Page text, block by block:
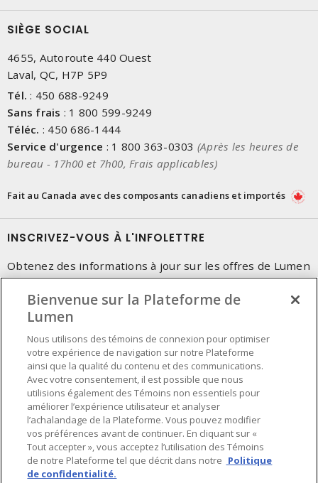
SIÈGE SOCIAL
4655, Autoroute 440 Ouest
Laval, QC, H7P 5P9
Tél. : 450 688-9249
Sans frais : 1 800 599-9249
Téléc. : 450 686-1444
Service d'urgence : 1 800 363-0303 (Après les heures de
bureau - 17h00 et 7h00, Frais applicables)
Fait au Canada avec des composants canadiens et importés
INSCRIVEZ-VOUS À L'INFOLETTRE
Obtenez des informations à jour sur les offres de Lumen
Préférences en matière de cookies
Bienvenue sur la Plateforme de
Lumen
Nous utilisons des témoins de connexion pour optimiser
votre expérience de navigation sur notre Plateforme
ainsi que la qualité du contenu et des communications.
Avec votre consentement, il est possible que nous
utilisions également des Témoins non essentiels pour
améliorer l’expérience utilisateur et analyser
l’achalandage de la Plateforme. Vous pouvez modifier
vos préférences avant de continuer. En cliquant sur «
Tout accepter », vous acceptez l’utilisation des Témoins
de notre Plateforme tel que décrit dans notre Politique
de confidentialité.